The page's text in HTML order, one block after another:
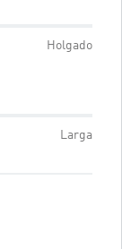
Holgado
Larga